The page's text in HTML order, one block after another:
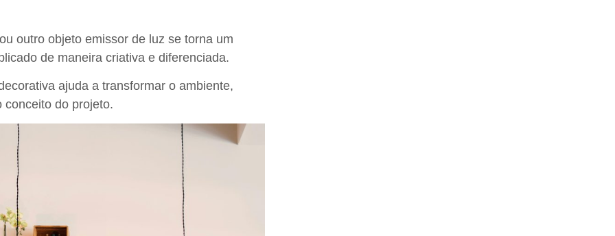
outro objeto emissor de luz se torna um
de maneira criativa e diferenciada.
ajuda a transformar o ambiente,
conceito do projeto.